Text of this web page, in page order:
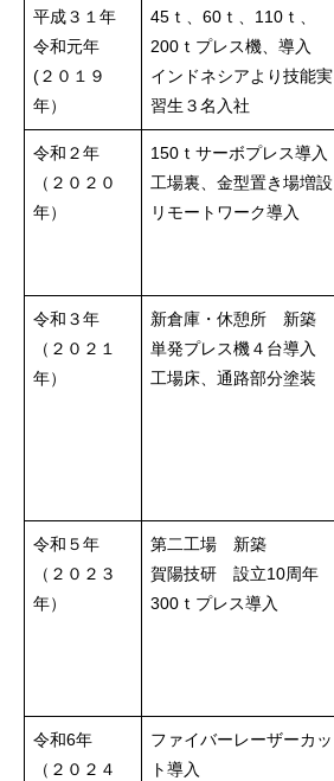
平成３１年
令和元年
(２０１９
年）
45ｔ、60ｔ、110ｔ、
200ｔプレス機、導入
インドネシアより技能実
習生３名入社
令和２年
（２０２０
年）
150ｔサーボプレス導入
工場裏、金型置き場増設
リモートワーク導入
令和３年
（２０２１
年）
新倉庫・休憩所 新築
単発プレス機４台導入
工場床、通路部分塗装
令和５年
（２０２３
年）
第二工場 新築
賀陽技研 設立10周年
300ｔプレス導入
令和6年
（２０２４
ファイバーレーザーカッ
ト導入